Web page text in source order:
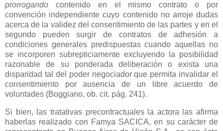
prorrogando contenido en el mismo contrato o por
convención independiente cuyo contenido no arroje dudas
acerca de la validez del consentimiento de las partes y en el
segundo pueden surgir de contratos de adhesión a
condiciones generales predispuestas cuando aquellas no
se incorporen subrepticiamente excluyendo la posibilidad
razonable de su ponderada deliberación o exista una
disparidad tal del poder negociador que permita invalidar el
consentimiento por ausencia de un libre acuerdo de
voluntades (Boggiano, ob. cit. pág. 241).
Si bien, las tratativas precontractuales la actora las afirma
haberlas realizado con Famya SACICA, en su carácter de